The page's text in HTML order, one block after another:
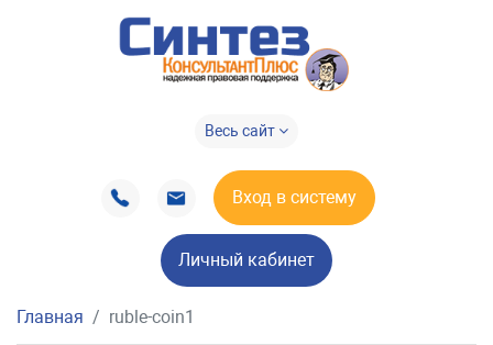
Весь сайт
Вход в систему
Личный кабинет
Главная ruble-coin1